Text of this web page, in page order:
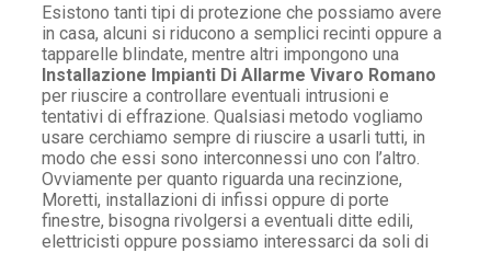
Esistono tanti tipi di protezione che possiamo avere
in casa, alcuni si riducono a semplici recinti oppure a
tapparelle blindate, mentre altri impongono una
Installazione Impianti Di Allarme Vivaro Romano
per riuscire a controllare eventuali intrusioni e
tentativi di effrazione. Qualsiasi metodo vogliamo
usare cerchiamo sempre di riuscire a usarli tutti, in
modo che essi sono interconnessi uno con l’altro.
Ovviamente per quanto riguarda una recinzione,
Moretti, installazioni di infissi oppure di porte
finestre, bisogna rivolgersi a eventuali ditte edili,
elettricisti oppure possiamo interessarci da soli di